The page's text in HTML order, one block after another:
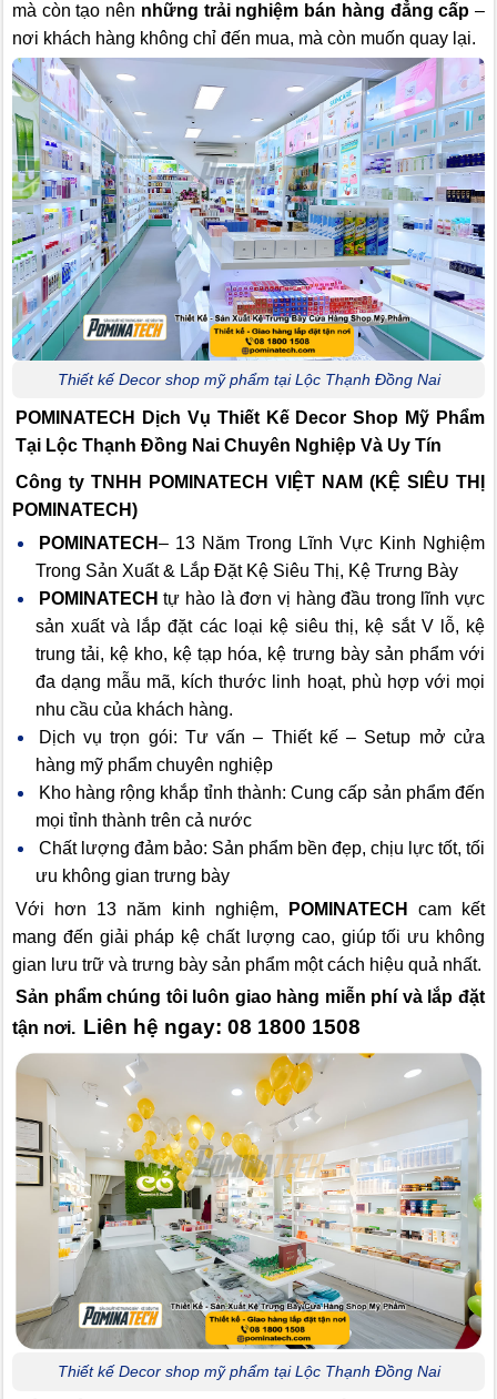
mà còn tạo nên những trải nghiệm bán hàng đẳng cấp –
nơi khách hàng không chỉ đến mua, mà còn muốn quay lại.
Thiết kế Decor shop mỹ phẩm tại Lộc Thạnh Đồng Nai
POMINATECH Dịch Vụ Thiết Kế Decor Shop Mỹ Phẩm
Tại Lộc Thạnh Đồng Nai Chuyên Nghiệp Và Uy Tín
Công ty TNHH POMINATECH VIỆT NAM (KỆ SIÊU THỊ
POMINATECH)
POMINATECH– 13 Năm Trong Lĩnh Vực Kinh Nghiệm
Trong Sản Xuất & Lắp Đặt Kệ Siêu Thị, Kệ Trưng Bày
POMINATECHtự hào là đơn vị hàng đầu trong lĩnh vực
sản xuất và lắp đặt các loại kệ siêu thị, kệ sắt V lỗ, kệ
trung tải, kệ kho, kệ tạp hóa, kệ trưng bày sản phẩm với
đa dạng mẫu mã, kích thước linh hoạt, phù hợp với mọi
nhu cầu của khách hàng.
Dịch vụ trọn gói: Tư vấn – Thiết kế – Setup mở cửa
hàng mỹ phẩm chuyên nghiệp
Kho hàng rộng khắp tỉnh thành: Cung cấp sản phẩm đến
mọi tỉnh thành trên cả nước
Chất lượng đảm bảo: Sản phẩm bền đẹp, chịu lực tốt, tối
ưu không gian trưng bày
Với hơn 13 năm kinh nghiệm,
POMINATECH
cam kết
mang đến giải pháp kệ chất lượng cao, giúp tối ưu không
gian lưu trữ và trưng bày sản phẩm một cách hiệu quả nhất.
Sản phẩm chúng tôi luôn giao hàng miễn phí và lắp đặt
tận nơi. Liên hệ ngay: 08 1800 1508
Thiết kế Decor shop mỹ phẩm tại Lộc Thạnh Đồng Nai